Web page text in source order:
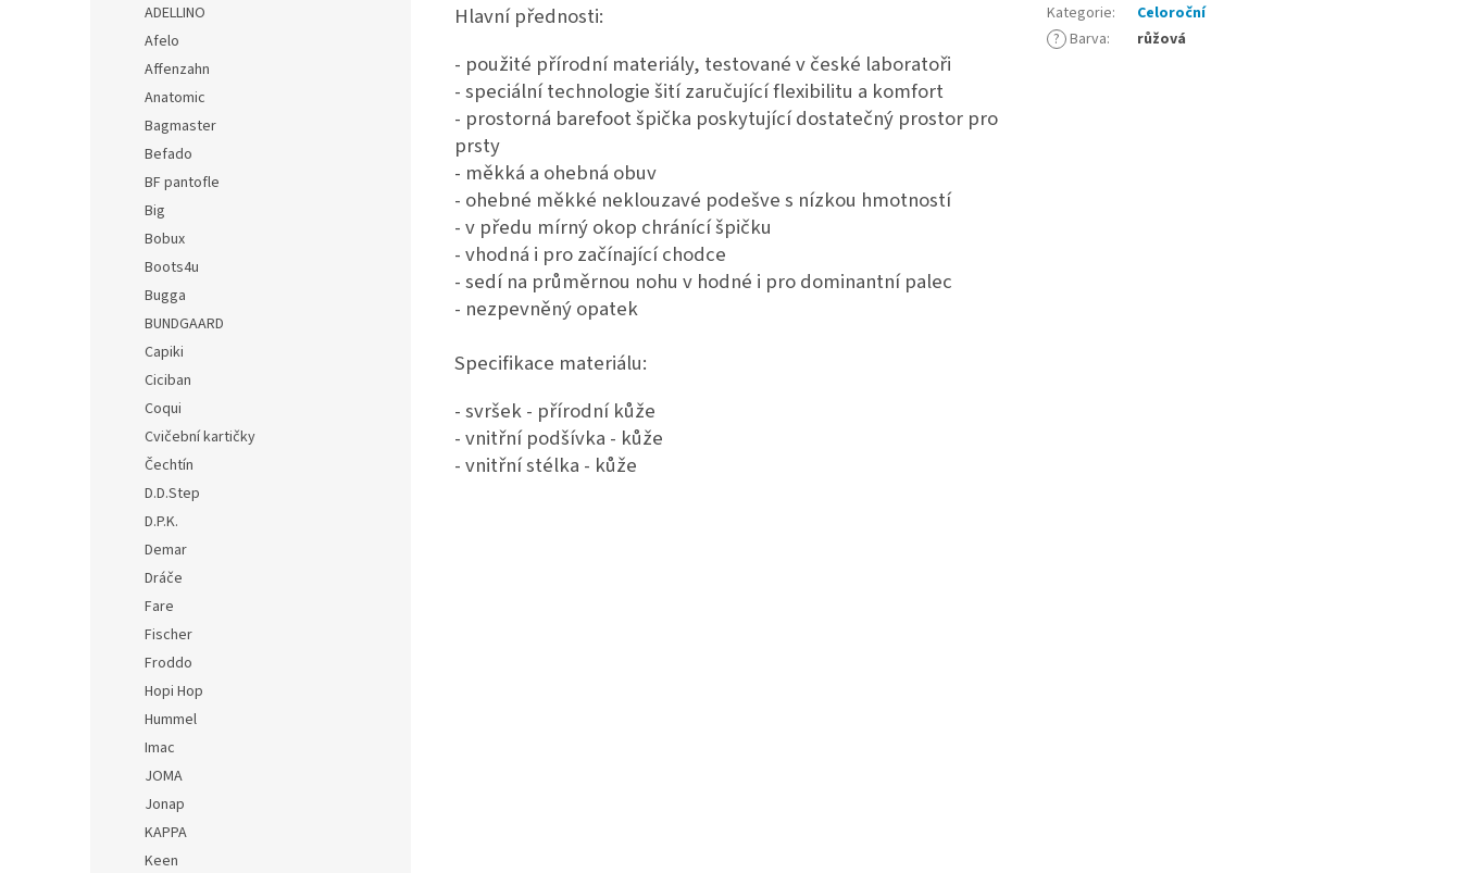
ADELLINO
Afelo
Affenzahn
Anatomic
Bagmaster
Befado
BF pantofle
Big
Bobux
Boots4u
Bugga
BUNDGAARD
Capiki
Ciciban
Coqui
Cvičební kartičky
Čechtín
D.D.Step
D.P.K.
Demar
Dráče
Fare
Fischer
Froddo
Hopi Hop
Hummel
Imac
JOMA
Jonap
KAPPA
Keen
Hlavní přednosti:
- použité přírodní materiály, testované v české laboratoři
- speciální technologie šití zaručující flexibilitu a komfort
- prostorná barefoot špička poskytující dostatečný prostor pro
prsty
- měkká a ohebná obuv
- ohebné měkké neklouzavé podešve s nízkou hmotností
- v předu mírný okop chránící špičku
- vhodná i pro začínající chodce
- sedí na průměrnou nohu v hodné i pro dominantní palec
- nezpevněný opatek
Specifikace materiálu:
- svršek - přírodní kůže
- vnitřní podšívka - kůže
- vnitřní stélka - kůže
Kategorie:
Celoroční
? Barva: růžová